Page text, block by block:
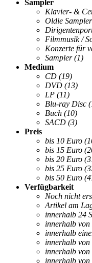
Sampler
Klavier- &
Oldie Sampler
Filmmusik /
Konzerte für
Sampler (1)
Medium
CD (19)
DVD (13)
LP (11)
Blu-ray Disc
Buch (10)
SACD (3)
Preis
bis 10 Euro
bis 15 Euro
bis 20 Euro
bis 25 Euro
bis 50 Euro
Verfügbarkeit
Noch nicht
Artikel am
innerhalb 24
innerhalb von
innerhalb
innerhalb von
innerhalb von
innerhalb von